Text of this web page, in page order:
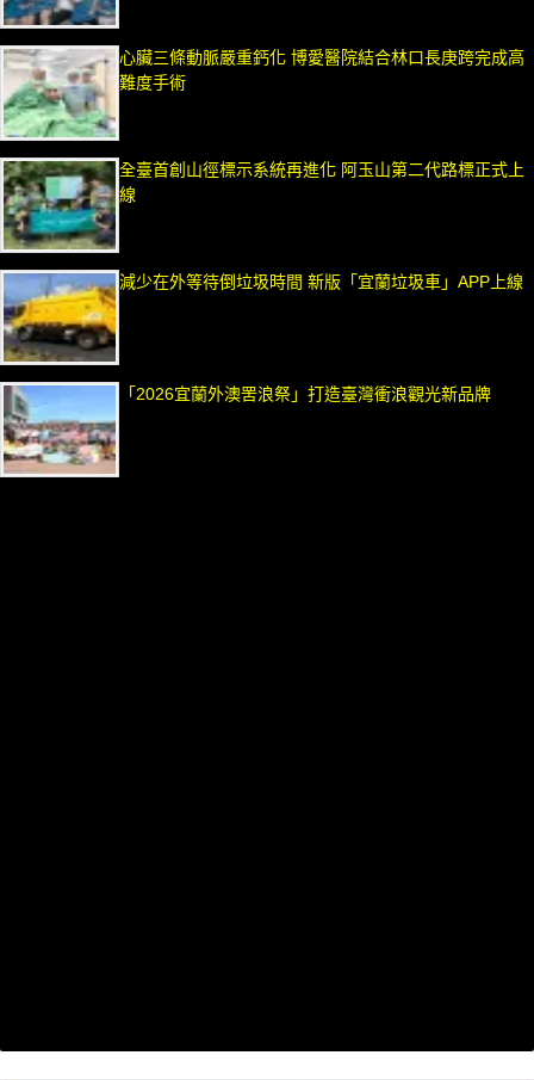
心臟三條動脈嚴重鈣化 博愛醫院結合林口長庚跨完成高
難度手術
全臺首創山徑標示系統再進化 阿玉山第二代路標正式上
線
減少在外等待倒垃圾時間 新版「宜蘭垃圾車」APP上線
「2026宜蘭外澳罟浪祭」打造臺灣衝浪觀光新品牌